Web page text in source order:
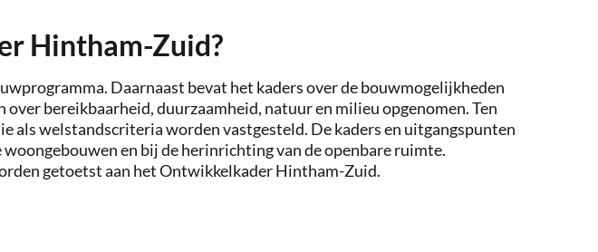
Hintham-Zuid?
Daarnaast bevat het kaders over de bouwmogelijkheden
bereikbaarheid, duurzaamheid, natuur en milieu opgenomen. Ten
als welstandscriteria worden vastgesteld. De kaders en uitgangspunten
en bij de herinrichting van de openbare ruimte.
getoetst aan het Ontwikkelkader Hintham-Zuid.